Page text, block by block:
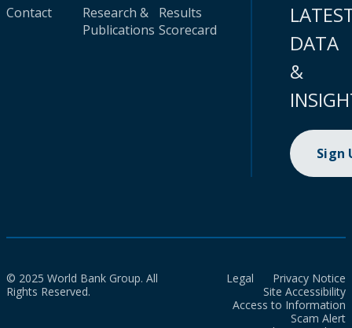
Contact
Research &
Publications
Results
Scorecard
DATA
&
Sign
© 2025 World Bank Group. All
Rights Reserved.
Legal
Privacy Notice
Site Accessibility
Access to Information
Scam Alert